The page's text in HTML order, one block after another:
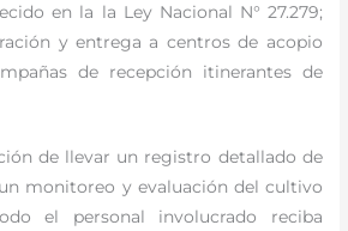
en la la Ley Nacional N° 27.279;
y entrega a centros de acopio
de recepción itinerantes de
de llevar un registro detallado de
monitoreo y evaluación del cultivo
el personal involucrado reciba